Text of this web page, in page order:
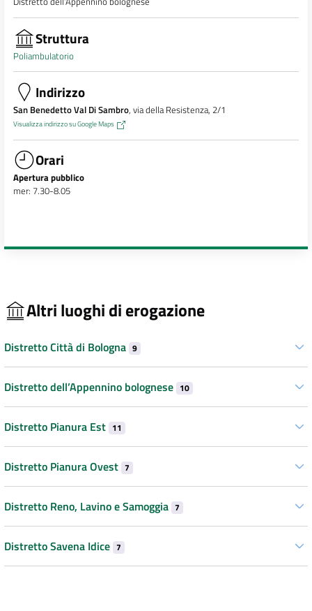
Struttura
Poliambulatorio
Indirizzo
San Benedetto Val Di Sambro, via della Resistenza, 2/1
Visualizza indirizzo su Google Maps
Orari
Apertura pubblico
mer: 7.30-8.05
Altri luoghi di erogazione
Distretto Città di Bologna 9
Distretto dell’Appennino bolognese 10
Distretto Pianura Est 11
Distretto Pianura Ovest 7
Distretto Reno, Lavino e Samoggia 7
Distretto Savena Idice 7